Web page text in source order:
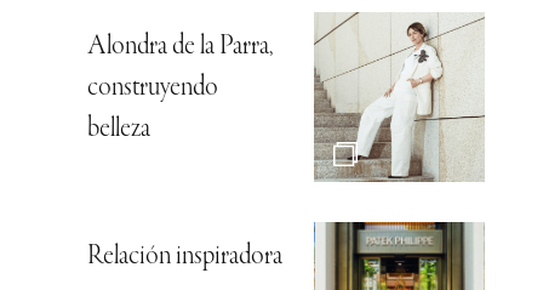
Alondra de la Parra,
construyendo
belleza
Relación inspiradora